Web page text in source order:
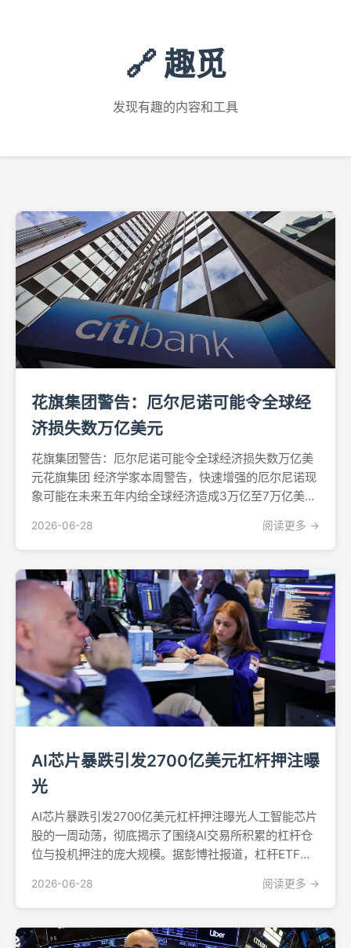
🔗 趣觅
发现有趣的内容和工具
花旗集团警告：厄尔尼诺可能令全球经
济损失数万亿美元
花旗集团警告：厄尔尼诺可能令全球经济损失数万亿美
元花旗集团 经济学家本周警告，快速增强的厄尔尼诺现
象可能在未来五年内给全球经济造成3万亿至7万亿美元
的6.4%。新一轮供应冲击正在逼近"当一场供应冲击逐
渐消退之际，另一场可能已在路上，"花旗集团经济学...
2026-06-28 阅读更多 →
AI芯片暴跌引发2700亿美元杠杆押注曝
光
AI芯片暴跌引发2700亿美元杠杆押注曝光人工智能芯片
股的一周动荡，彻底揭示了围绕AI交易所积累的杠杆仓
位与投机押注的庞大规模。据彭博社报道，杠杆ETF与
亿美元。这些仓位的集中平仓引发连锁反应，冲击从首
尔蔓延至纽约，散户投资者损失惨重，与迈克尔·塞...
2026-06-28 阅读更多 →